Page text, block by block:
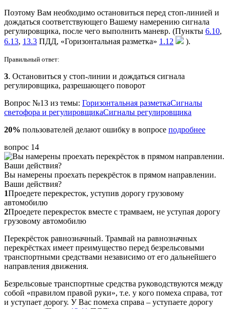
Поэтому Вам необходимо остановиться перед стоп-линией и
дождаться соответствующего Вашему намерению сигнала
регулировщика, после чего выполнить маневр. (Пункты 6.10,
6.13, 13.3 ПДД, «Горизонтальная разметка» 1.12 ).
Правильный ответ:
3. Остановиться у стоп-линии и дождаться сигнала
регулировщика, разрешающего поворот
Вопрос №13 из темы: Горизонтальная разметкаСигналы
светофора и регулировщикаСигналы регулировщика
20% пользователей делают ошибку в вопросе подробнее
вопрос 14
Вы намерены проехать перекрёсток в прямом направлении.
Ваши действия?
1Проедете перекресток, уступив дорогу грузовому
автомобилю
2Проедете перекресток вместе с трамваем, не уступая дорогу
грузовому автомобилю
Перекрёсток равнозначный. Трамвай на равнозначных
перекрёстках имеет преимущество перед безрельсовыми
транспортными средствами независимо от его дальнейшего
направления движения.
Безрельсовые транспортные средства руководствуются между
собой «правилом правой руки», т.е. у кого помеха справа, тот
и уступает дорогу. У Вас помеха справа – уступаете дорогу